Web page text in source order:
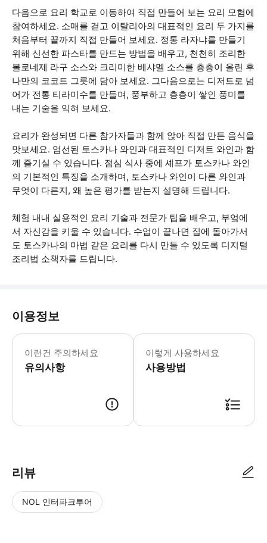
다음으로 요리 학교로 이동하여 직접 만들어 보는 요리 모험에
참여하세요. 소매를 걷고 이탈리아의 대표적인 요리 두 가지를
처음부터 끝까지 직접 만들어 보세요. 정통 라자냐를 만들기
위해 신선한 파스타를 만드는 방법을 배우고, 천천히 조리한
볼로네제 라구 소스와 크리미한 베샤멜 소스를 층층이 올린 후
나만의 코코트 그릇에 담아 보세요. 그다음으로는 디저트로 넘
어가 전통 티라미수를 만들며, 풍부하고 층층이 쌓인 풍미를
내는 기술을 익혀 보세요.
요리가 완성되면 다른 참가자들과 함께 앉아 직접 만든 음식을
맛보세요. 엄선된 토스카나 와인과 대표적인 디저트 와인과 함
께 즐기실 수 있습니다. 점심 식사 중에 셰프가 토스카나 와인
의 기본적인 특징을 소개하며, 토스카나 와인이 다른 와인과
무엇이 다른지, 왜 높은 평가를 받는지 설명해 드립니다.
체험 내내 실용적인 요리 기술과 전문가 팁을 배우고, 부엌에
서 자신감을 키울 수 있습니다. 수업이 끝나면 집에 돌아가서
도 토스카나의 마법 같은 요리를 다시 만들 수 있도록 디지털
조리법 소책자를 드립니다.
이용정보
이런건 주의하세요
유의사항
• 음식 과민증 또는 알레르기가 있는
이렇게 사용하세요
사용방법
리뷰
NOL 인터파크투어